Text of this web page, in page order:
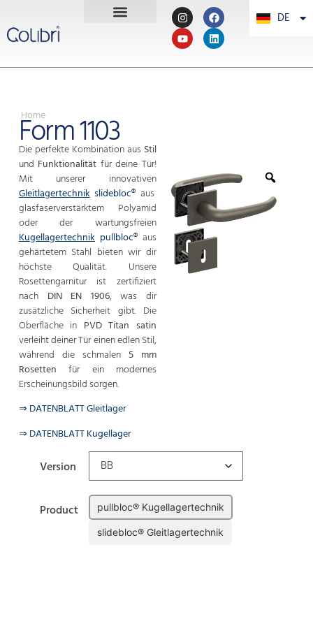
DE
PT
Home
Form 1103
Die perfekte Kombination aus Stil
und Funktionalität für deine Tür!
Mit unserer innovativen
Gleitlagertechnikslidebloc® aus
glasfaserverstärktem Polyamid
oder der wartungsfreien
Kugellagertechnikpullbloc®aus
gehärtetem Stahl bieten wir dir
höchste Qualität. Unsere
Rosettengarnitur ist zertifiziert
nach DIN EN 1906, was dir
zusätzliche Sicherheit gibt. Die
Oberfläche in PVD Titan satin
verleiht deiner Tür einen edlen Stil,
während die schmalen 5 mm
Rosetten für ein modernes
Erscheinungsbild sorgen.
⇒ DATENBLATT Gleitlager
⇒ DATENBLATT Kugellager
Version
Product pullbloc® Kugellagertechnik
slidebloc® Gleitlagertechnik